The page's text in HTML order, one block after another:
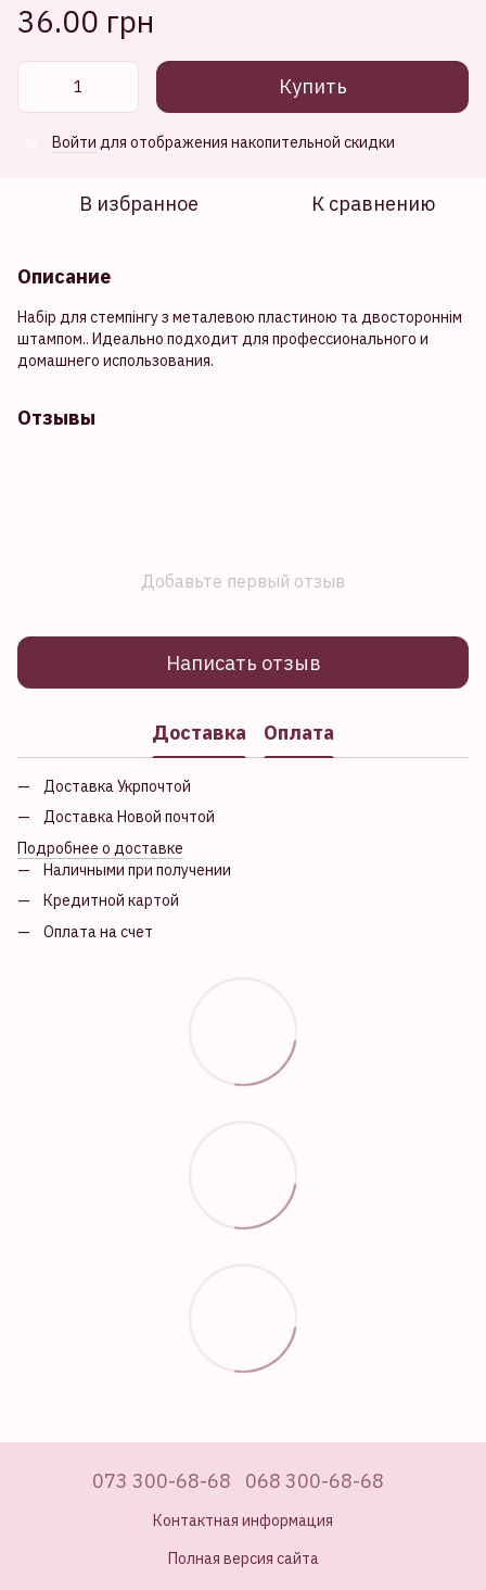
36.00 грн
Купить
Войти для отображения накопительной скидки
В избранное К сравнению
Описание
Набір для стемпінгу з металевою пластиною та двостороннім
штампом.. Идеально подходит для профессионального и
домашнего использования.
Отзывы
Добавьте первый отзыв
Написать отзыв
Доставка Оплата
Доставка Укрпочтой
Доставка Новой почтой
Подробнее о доставке
Наличными при получении
Кредитной картой
Оплата на счет
073 300-68-68 068 300-68-68
Контактная информация
Полная версия сайта